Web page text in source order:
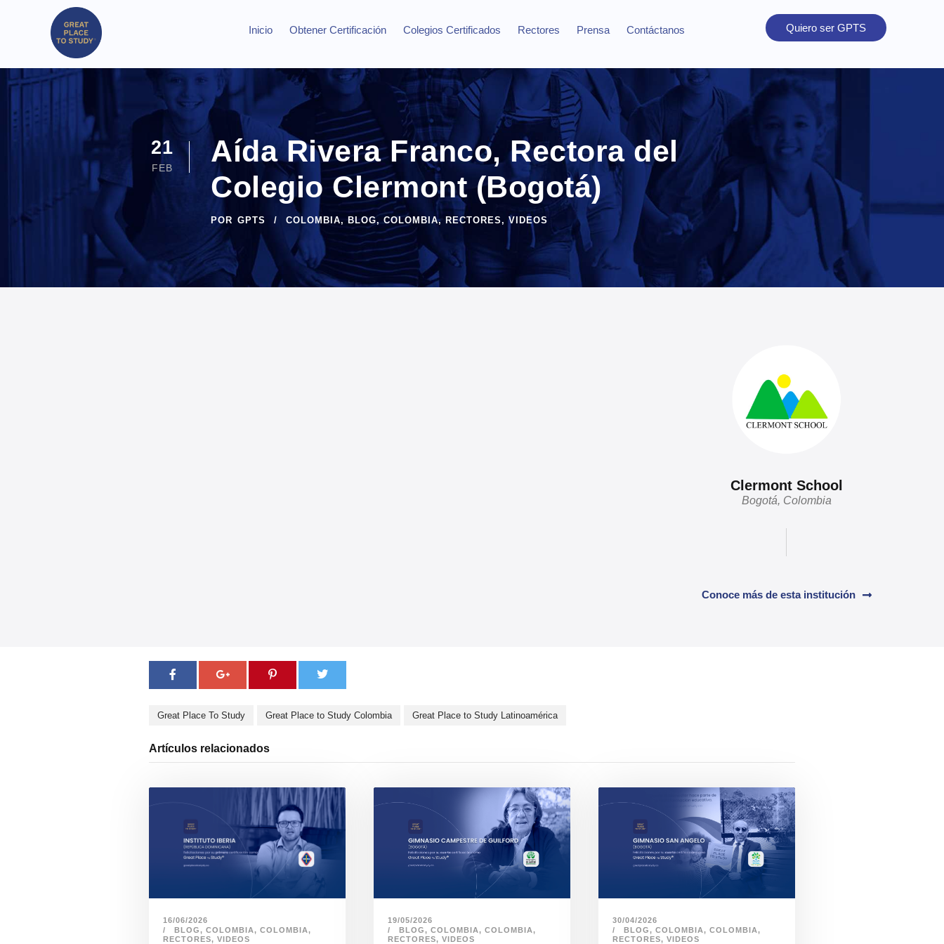
Inicio Obtener Certificación Colegios Certificados Rectores Prensa Contáctanos Quiero ser GPTS
21
FEB
Aída Rivera Franco, Rectora del
Colegio Clermont (Bogotá)
POR GPTS COLOMBIA, BLOG, COLOMBIA, RECTORES , VIDEOS
Clermont School
Bogotá, Colombia
Conoce más de esta institución
Great Place To Study Great Place to Study Colombia Great Place to Study Latinoamérica
Artículos relacionados
16/06/2026
BLOG, COLOMBIA, COLOMBIA,
RECTORES, VIDEOS
19/05/2026
BLOG, COLOMBIA, COLOMBIA,
RECTORES, VIDEOS
30/04/2026
BLOG, COLOMBIA, COLOMBIA,
RECTORES, VIDEOS